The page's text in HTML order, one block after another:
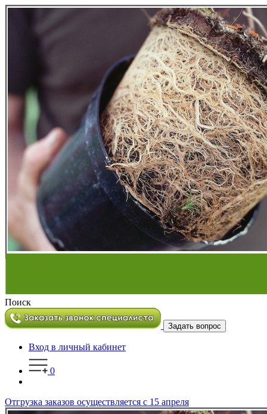
Поиск
Задать вопрос
Вход в личный кабинет
0
Отгрузка заказов осуществляется с 15 апреля